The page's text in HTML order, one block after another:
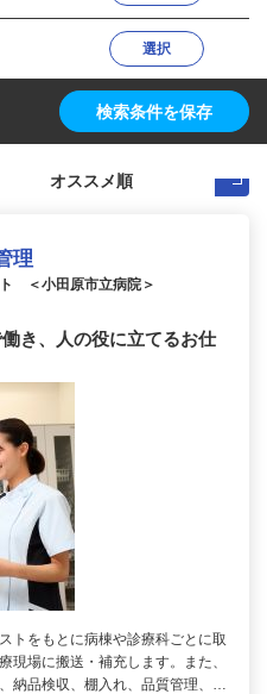
選択
検索条件を保存
理
＜小田原市立病院＞
き、人の役に立てるお仕
トをもとに病棟や診療科ごとに取
現場に搬送・補充します。また、
納品検収、棚入れ、品質管理、…